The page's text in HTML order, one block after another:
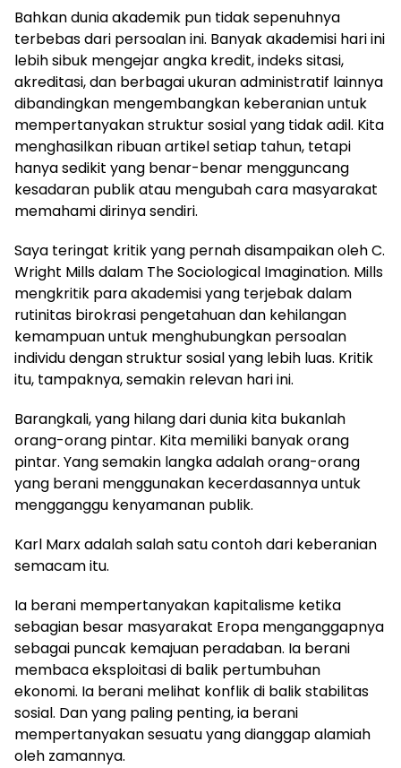
Bahkan dunia akademik pun tidak sepenuhnya
terbebas dari persoalan ini. Banyak akademisi hari ini
lebih sibuk mengejar angka kredit, indeks sitasi,
akreditasi, dan berbagai ukuran administratif lainnya
dibandingkan mengembangkan keberanian untuk
mempertanyakan struktur sosial yang tidak adil. Kita
menghasilkan ribuan artikel setiap tahun, tetapi
hanya sedikit yang benar-benar mengguncang
kesadaran publik atau mengubah cara masyarakat
memahami dirinya sendiri.
Saya teringat kritik yang pernah disampaikan oleh C.
Wright Mills dalam The Sociological Imagination. Mills
mengkritik para akademisi yang terjebak dalam
rutinitas birokrasi pengetahuan dan kehilangan
kemampuan untuk menghubungkan persoalan
individu dengan struktur sosial yang lebih luas. Kritik
itu, tampaknya, semakin relevan hari ini.
Barangkali, yang hilang dari dunia kita bukanlah
orang-orang pintar. Kita memiliki banyak orang
pintar. Yang semakin langka adalah orang-orang
yang berani menggunakan kecerdasannya untuk
mengganggu kenyamanan publik.
Karl Marx adalah salah satu contoh dari keberanian
semacam itu.
Ia berani mempertanyakan kapitalisme ketika
sebagian besar masyarakat Eropa menganggapnya
sebagai puncak kemajuan peradaban. Ia berani
membaca eksploitasi di balik pertumbuhan
ekonomi. Ia berani melihat konflik di balik stabilitas
sosial. Dan yang paling penting, ia berani
mempertanyakan sesuatu yang dianggap alamiah
oleh zamannya.